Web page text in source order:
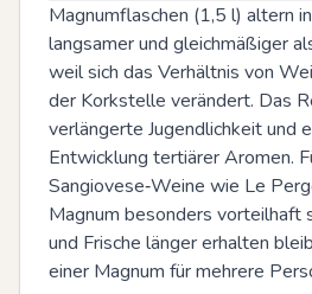
Magnumflaschen (1,5 l) altern
langsamer und gleichmäßiger
weil sich das Verhältnis von
der Korkstelle verändert. Das
verlängerte Jugendlichkeit und
Entwicklung tertiärer Aromen.
Sangiovese‑Weine wie Le
Magnum besonders vorteilhaft
und Frische länger erhalten
einer Magnum für mehrere